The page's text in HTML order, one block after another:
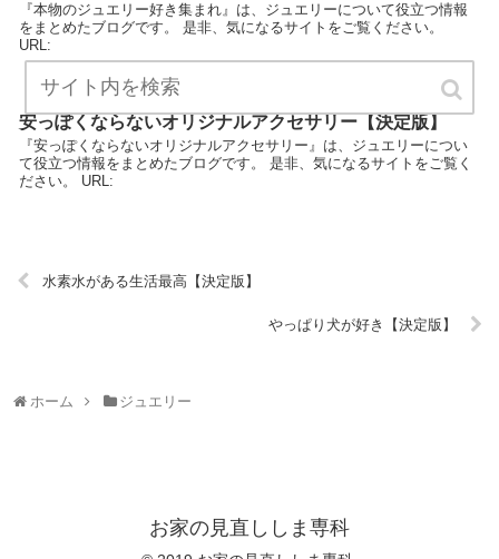
『本物のジュエリー好き集まれ』は、ジュエリーについて役立つ情報
をまとめたブログです。 是非、気になるサイトをご覧ください。
URL:
安っぽくならないオリジナルアクセサリー【決定版】
『安っぽくならないオリジナルアクセサリー』は、ジュエリーについ
て役立つ情報をまとめたブログです。 是非、気になるサイトをご覧く
ださい。 URL:
水素水がある生活最高【決定版】
やっぱり犬が好き【決定版】
ホーム ジュエリー
お家の見直ししま専科